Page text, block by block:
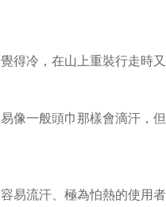
得冷，在山上重裝行走時又
像一般頭巾那樣會滴汗，
易流汗、極為怕熱的使用者